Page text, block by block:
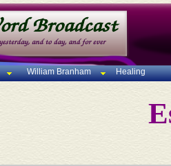
William Branham Healing